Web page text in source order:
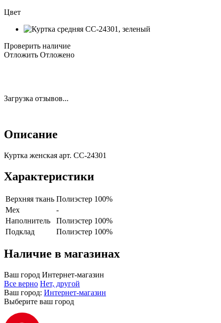
Цвет
Проверить наличие
Отложить Отложено
Загрузка отзывов...
Описание
Куртка женская арт. CC-24301
Характеристики
Верхняя ткань Полиэстер 100%
Мех
-
Наполнитель
Полиэстер 100%
Подклад
Полиэстер 100%
Наличие в магазинах
Ваш город Интернет-магазин
Все верно Нет, другой
Ваш город: Интернет-магазин
Выберите ваш город